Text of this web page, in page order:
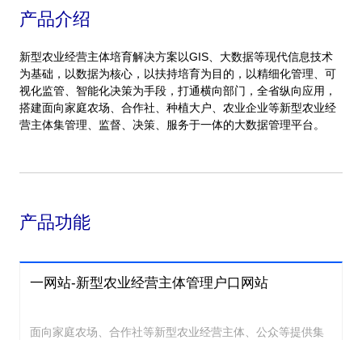
产品介绍
新型农业经营主体培育解决方案以GIS、大数据等现代信息技术
为基础，以数据为核心，以扶持培育为目的，以精细化管理、可
视化监管、智能化决策为手段，打通横向部门，全省纵向应用，
搭建面向家庭农场、合作社、种植大户、农业企业等新型农业经
营主体集管理、监督、决策、服务于一体的大数据管理平台。
产品功能
一网站-新型农业经营主体管理户口网站
面向家庭农场、合作社等新型农业经营主体、公众等提供集